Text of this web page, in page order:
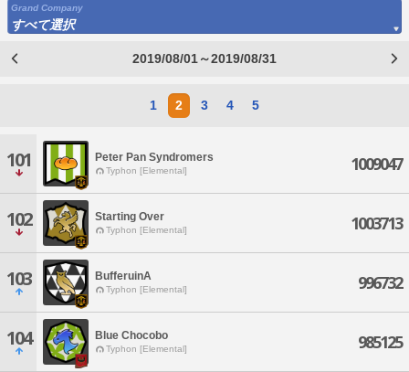
Grand Company
すべて選択
2019/08/01～2019/08/31
1 2 3 4 5
101 Peter Pan Syndromers
Typhon [Elemental] 1009047
102 Starting Over
Typhon [Elemental] 1003713
103 BufferuinA
Typhon [Elemental] 996732
104 Blue Chocobo
Typhon [Elemental] 985125